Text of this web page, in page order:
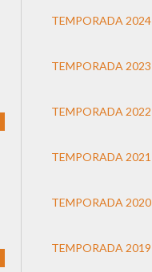
TEMPORADA 2024
TEMPORADA 2023
TEMPORADA 2022
TEMPORADA 2021
TEMPORADA 2020
TEMPORADA 2019